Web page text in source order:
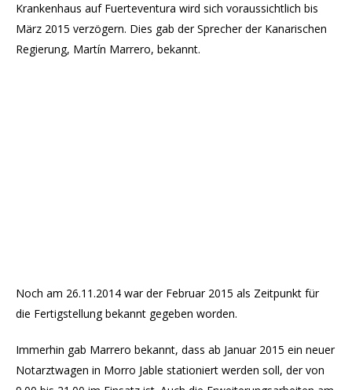
Krankenhaus auf Fuerteventura wird sich voraussichtlich bis
März 2015 verzögern. Dies gab der Sprecher der Kanarischen
Regierung, Martín Marrero, bekannt.
Noch am 26.11.2014 war der Februar 2015 als Zeitpunkt für
die Fertigstellung bekannt gegeben worden.
Immerhin gab Marrero bekannt, dass ab Januar 2015 ein neuer
Notarztwagen in Morro Jable stationiert werden soll, der von